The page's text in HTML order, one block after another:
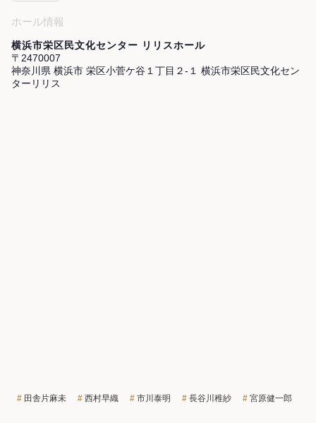
ホール情報
横浜市栄区民文化センター リリスホール
〒2470007
神奈川県 横浜市 栄区小菅ケ谷１丁目２-１ 横浜市栄区民文化セン
ターリリス
田舎片麻未 西村早織 市川泰明 長谷川稚紗 宮原健一郎